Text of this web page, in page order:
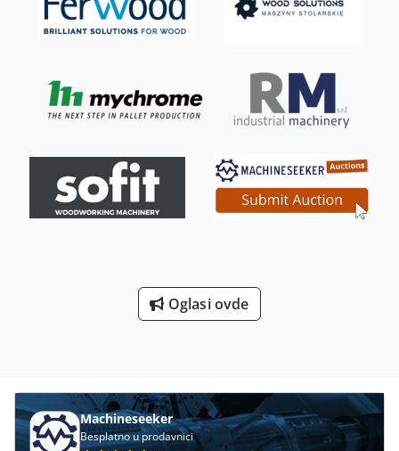
Oglasi ovde
Machineseeker
Besplatno u prodavnici